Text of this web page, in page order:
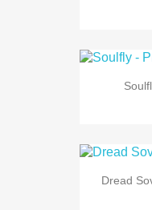
Dread